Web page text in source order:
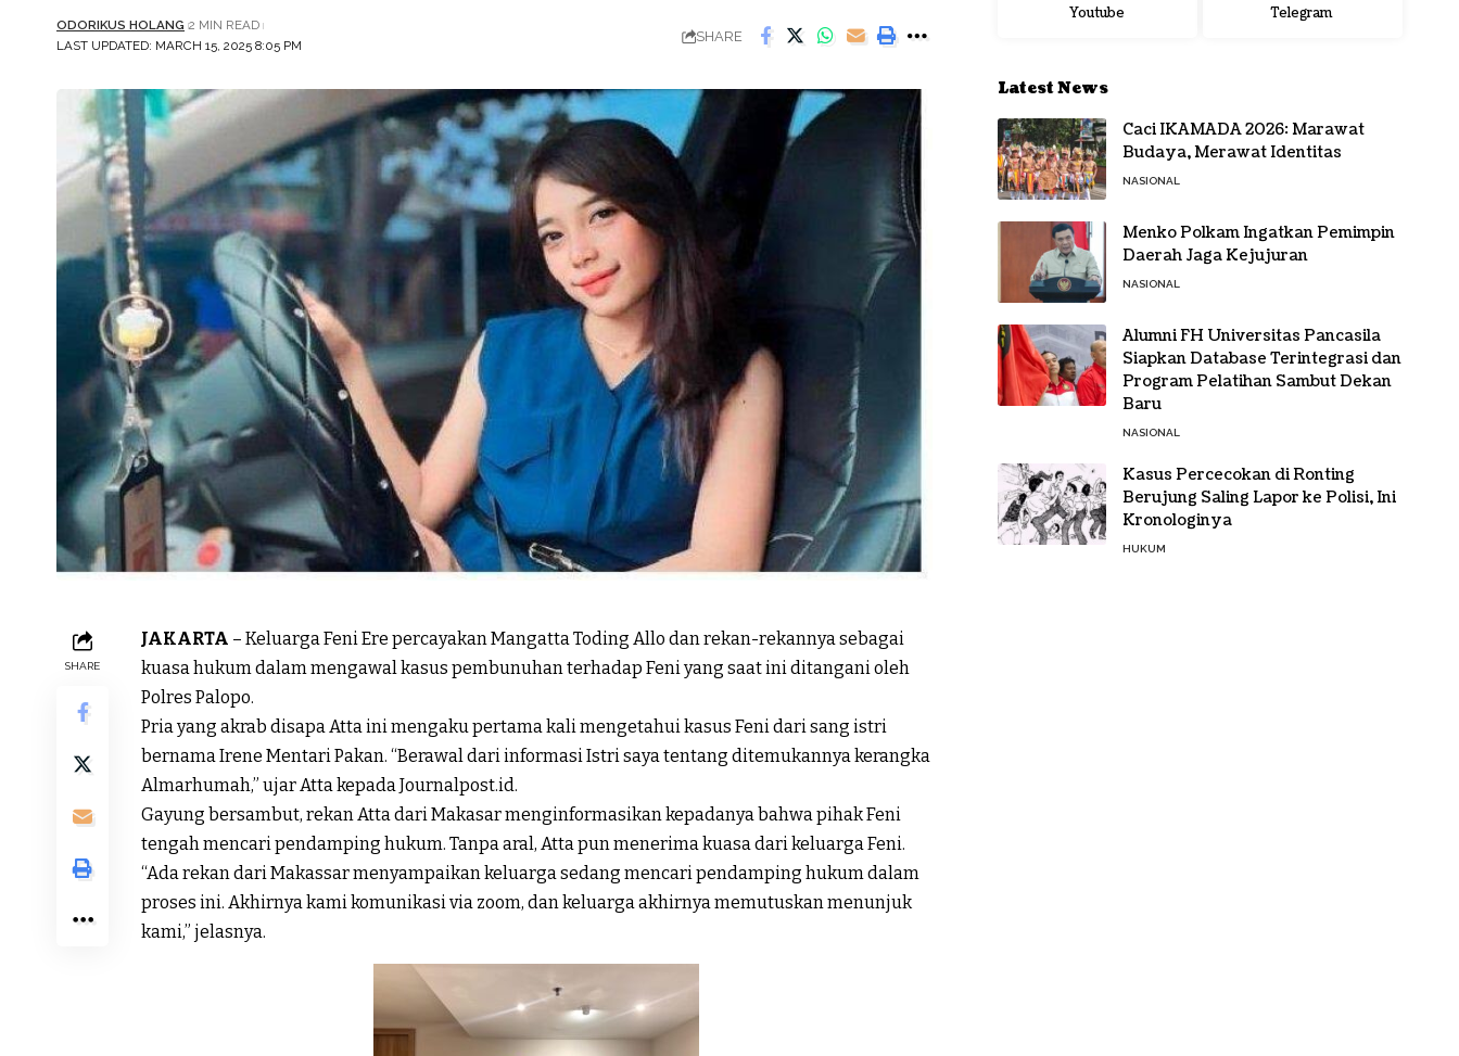
LAST UPDATED: MARCH 15, 2025 8:05 PM
ODORIKUS HOLANG 2 MIN READ
SHARE
SHARE
JAKARTA – Keluarga Feni Ere percayakan Mangatta Toding Allo dan rekan-rekannya sebagai
kuasa hukum dalam mengawal kasus pembunuhan terhadap Feni yang saat ini ditangani oleh
Polres Palopo.
Pria yang akrab disapa Atta ini mengaku pertama kali mengetahui kasus Feni dari sang istri
bernama Irene Mentari Pakan. “Berawal dari informasi Istri saya tentang ditemukannya kerangka
Almarhumah,” ujar Atta kepada Journalpost.id.
Gayung bersambut, rekan Atta dari Makasar menginformasikan kepadanya bahwa pihak Feni
tengah mencari pendamping hukum. Tanpa aral, Atta pun menerima kuasa dari keluarga Feni.
“Ada rekan dari Makassar menyampaikan keluarga sedang mencari pendamping hukum dalam
proses ini. Akhirnya kami komunikasi via zoom, dan keluarga akhirnya memutuskan menunjuk
kami,” jelasnya.
Youtube Telegram
Latest News
Caci IKAMADA 2026: Marawat
Budaya, Merawat Identitas
NASIONAL
Menko Polkam Ingatkan Pemimpin
Daerah Jaga Kejujuran
NASIONAL
Alumni FH Universitas Pancasila
Siapkan Database Terintegrasi dan
Program Pelatihan Sambut Dekan
Baru
NASIONAL
Kasus Percecokan di Ronting
Berujung Saling Lapor ke Polisi, Ini
Kronologinya
HUKUM